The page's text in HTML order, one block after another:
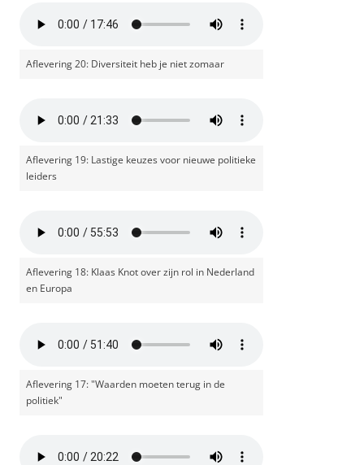
Aflevering 20: Diversiteit heb je niet zomaar
Aflevering 19: Lastige keuzes voor nieuwe politieke
leiders
Aflevering 18: Klaas Knot over zijn rol in Nederland
en Europa
Aflevering 17: "Waarden moeten terug in de
politiek"